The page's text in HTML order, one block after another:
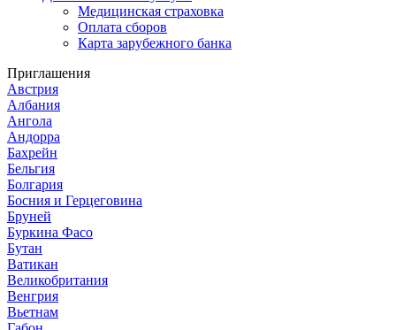
Медицинская страховка
Оплата сборов
Карта зарубежного банка
Приглашения
Австрия
Албания
Ангола
Андорра
Бахрейн
Бельгия
Болгария
Босния и Герцеговина
Бруней
Буркина Фасо
Бутан
Ватикан
Великобритания
Венгрия
Вьетнам